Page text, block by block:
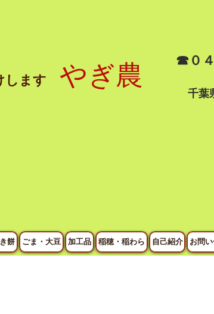
します やぎ農
☎０４
千
餅 ごま・大豆 加工品 稲穂・稲わら 自己紹介 お問